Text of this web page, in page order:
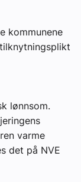
kommunene
lønnsom.
varme
det på NVE